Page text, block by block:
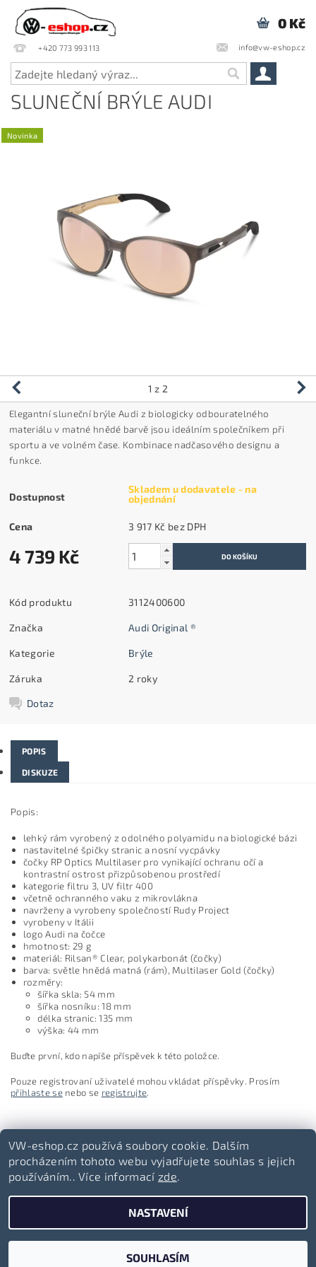
+420 773 993 113 info@vw-eshop.cz
0 Kč
SLUNEČNÍ BRÝLE AUDI
Novinka
1 z 2
Elegantní sluneční brýle Audi z biologicky odbouratelného
materiálu v matné hnědé barvě jsou ideálním společníkem při
sportu a ve volném čase. Kombinace nadčasového designu a
funkce.
Dostupnost
Skladem u dodavatele - na
objednání
Cena 3 917 Kč bez DPH
4 739 Kč
Kód produktu 3112400600
Značka Audi Original ®
Kategorie Brýle
Záruka 2 roky
Dotaz
POPIS
DISKUZE
Popis:
lehký rám vyrobený z odolného polyamidu na biologické bázi
nastavitelné špičky stranic a nosní vycpávky
čočky RP Optics Multilaser pro vynikající ochranu očí a
kontrastní ostrost přizpůsobenou prostředí
kategorie filtru 3, UV filtr 400
včetně ochranného vaku z mikrovlákna
navrženy a vyrobeny společností Rudy Project
vyrobeny v Itálii
logo Audi na čočce
hmotnost: 29 g
materiál: Rilsan® Clear, polykarbonát (čočky)
barva: světle hnědá matná (rám), Multilaser Gold (čočky)
rozměry:
šířka skla: 54 mm
šířka nosníku: 18 mm
délka stranic: 135 mm
výška: 44 mm
Buďte první, kdo napíše příspěvek k této položce.
Pouze registrovaní uživatelé mohou vkládat příspěvky. Prosím
přihlaste senebo se registrujte.
Volkswagen-lifestyle.cz
2026 ©VW-eshop.cz, všechna práva vyhrazena
Vytvořil Shoptet
VW-eshop.cz používá soubory cookie. Dalším
procházením tohoto webu vyjadřujete souhlas s jejich
používáním.. Více informací zde.
NASTAVENÍ
SOUHLASÍM